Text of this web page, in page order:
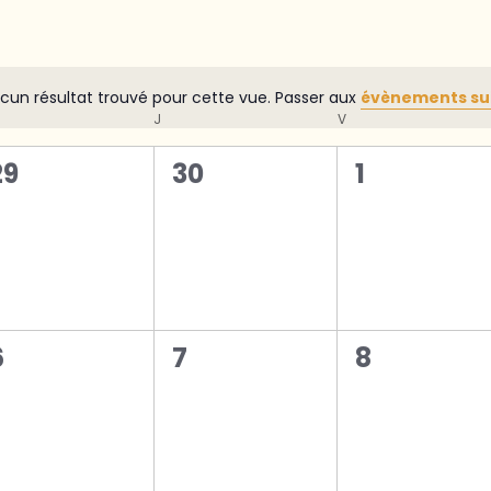
Notice
résultat trouvé pour cette vue. Passer aux évènements
J V
0
30
0
1
0
7
0
8